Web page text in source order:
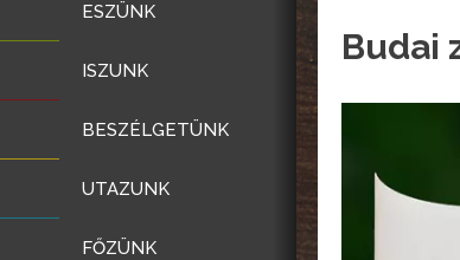
ESZÜNK
ISZUNK
BESZÉLGETÜNK
UTAZUNK
FŐZÜNK
Budai